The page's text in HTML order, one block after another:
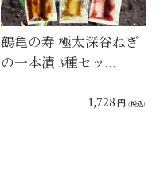
鶴亀の寿 極太深谷ねぎ
の一本漬 3種セッ…
1,728 円 (税込)